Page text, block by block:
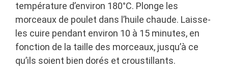
température d’environ 180°C. Plonge les
morceaux de poulet dans l’huile chaude. Laisse-
les cuire pendant environ 10 à 15 minutes, en
fonction de la taille des morceaux, jusqu’à ce
qu’ils soient bien dorés et croustillants.